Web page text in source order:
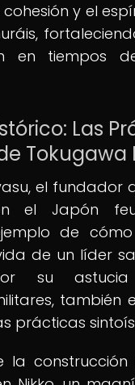
y el
en tiempos
Las
Tokugawa
el fundador
el Japón
de cómo
de un líder
su
también
prácticas
la construcción